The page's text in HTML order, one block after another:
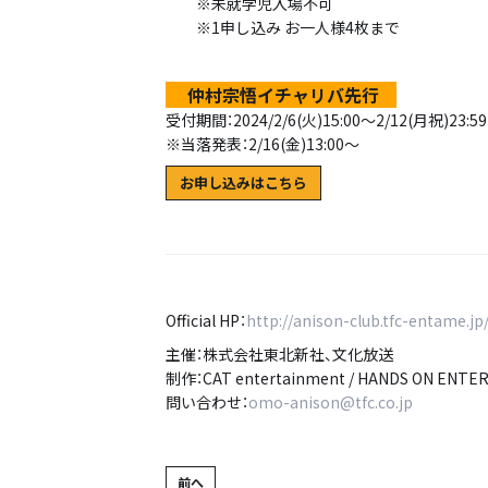
※1申し込み お一人様4枚まで
仲村宗悟イチャリバ先行
受付期間：2024/2/6(火)15:00～2/12(月祝
※当落発表：2/16(金)13:00～
お申し込みはこちら
Official HP：http://anison-club.tfc-entame.jp/
主催：株式会社東北新社、文化放送
制作：CAT entertainment / HANDS ON
問い合わせ：omo-anison@tfc.co.jp
前へ